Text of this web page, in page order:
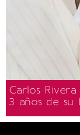
Carlos
3 años de su